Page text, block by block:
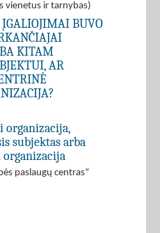
vienetus ir tarnybas)
BUVO
KITAM
AR
subjektas arba
paslaugų centras“